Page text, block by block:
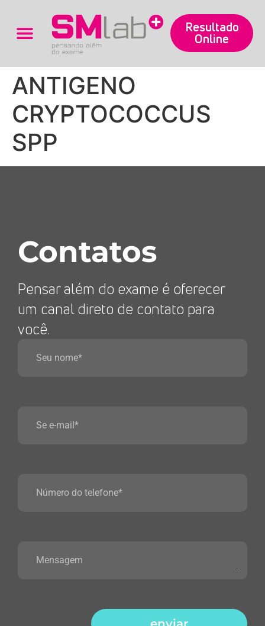
Resultado
Online
ANTIGENO
CRYPTOCOCCUS
SPP
Contatos
Pensar além do exame é oferecer
um canal direto de contato para
você.